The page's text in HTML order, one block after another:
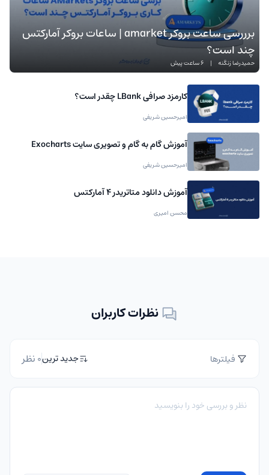
برررسی ساعت بروکر amarket | ساعات بروکر آمارکتس
چند است؟
حمیدرضا زنگنه | 6 ساعت پیش
کارمزد صرافی LBank چقدر است؟
امیرحسین شریفی
آموزش گام به گام و تصویری سایت Exocharts
امیرحسین شریفی
آموزش دانلود متاتریدر 4 آمارکتس
محسن امیری
نظرات کاربران
فیلترها جدید ترین0 نظر